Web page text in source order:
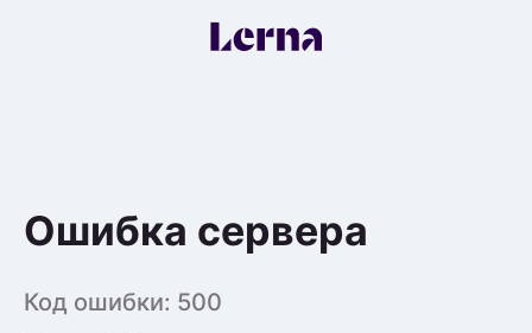
Ошибка сервера
Код ошибки: 500